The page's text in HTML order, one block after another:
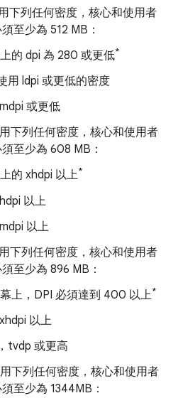
下列任何密度，核心和使用者
至少為 512 MB：
的 dpi 為 280 或更低*
用 ldpi 或更低的密度
或更低
下列任何密度，核心和使用者
至少為 608 MB：
的 xhdpi 以上*
以上
以上
下列任何密度，核心和使用者
至少為 896 MB：
上，DPI 必須達到 400 以上*
以上
tvdp 或更高
下列任何密度，核心和使用者
至少為 1344MB：